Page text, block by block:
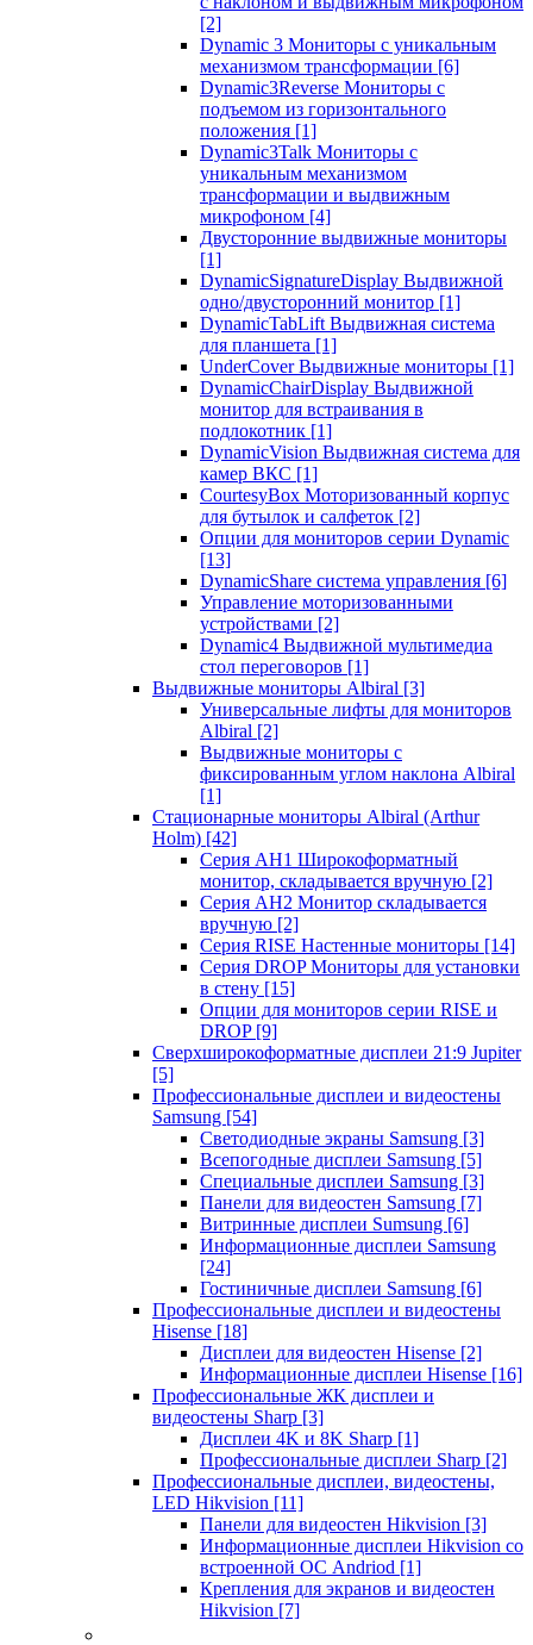
[2]
Dynamic 3 Мониторы с уникальным
механизмом трансформации [6]
Dynamic3Reverse Мониторы с
подъемом из горизонтального
положения [1]
Dynamic3Talk Мониторы с
уникальным механизмом
трансформации и выдвижным
микрофоном [4]
Двусторонние выдвижные мониторы
[1]
DynamicSignatureDisplay Выдвижной
одно/двусторонний монитор [1]
DynamicTabLift Выдвижная система
для планшета [1]
UnderCover Выдвижные мониторы [1]
DynamicChairDisplay Выдвижной
монитор для встраивания в
подлокотник [1]
DynamicVision Выдвижная система для
камер ВКС [1]
CourtesyBox Моторизованный корпус
для бутылок и салфеток [2]
Опции для мониторов серии Dynamic
[13]
DynamicShare система управления [6]
Управление моторизованными
устройствами [2]
Dynamic4 Выдвижной мультимедиа
стол переговоров [1]
Выдвижные мониторы Albiral [3]
Универсальные лифты для мониторов
Albiral [2]
Выдвижные мониторы с
фиксированным углом наклона Albiral
[1]
Стационарные мониторы Albiral (Arthur
Holm) [42]
Серия AH1 Широкоформатный
монитор, складывается вручную [2]
Серия AH2 Монитор складывается
вручную [2]
Серия RISE Настенные мониторы [14]
Серия DROP Мониторы для установки
в стену [15]
Опции для мониторов серии RISE и
DROP [9]
Сверхширокоформатные дисплеи 21:9 Jupiter
[5]
Профессиональные дисплеи и видеостены
Samsung [54]
Светодиодные экраны Samsung [3]
Всепогодные дисплеи Samsung [5]
Специальные дисплеи Samsung [3]
Панели для видеостен Samsung [7]
Витринные дисплеи Sumsung [6]
Информационные дисплеи Samsung
[24]
Гостиничные дисплеи Samsung [6]
Профессиональные дисплеи и видеостены
Hisense [18]
Дисплеи для видеостен Hisense [2]
Информационные дисплеи Hisense [16]
Профессиональные ЖК дисплеи и
видеостены Sharp [3]
Дисплеи 4K и 8K Sharp [1]
Профессиональные дисплеи Sharp [2]
Профессиональные дисплеи, видеостены,
LED Hikvision [11]
Панели для видеостен Hikvision [3]
Информационные дисплеи Hikvision со
встроенной ОС Andriod [1]
Крепления для экранов и видеостен
Hikvision [7]